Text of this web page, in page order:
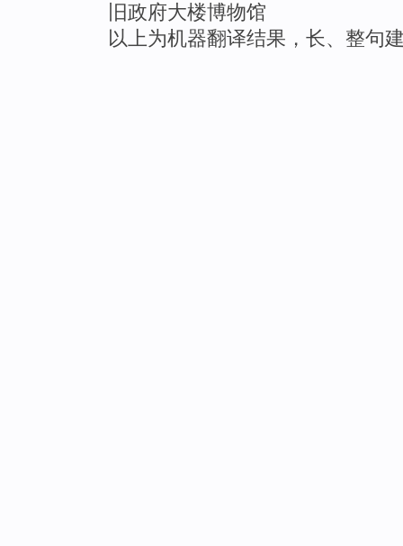
旧政府大楼博物馆
以上为机器翻译结果，长、整句